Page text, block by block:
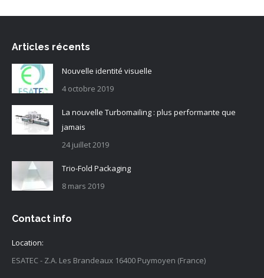
Articles récents
Nouvelle identité visuelle
4 octobre 2019
La nouvelle Turbomailing : plus performante que
jamais
24 juillet 2019
Trio-Fold Packaging
8 mars 2019
Contact info
Location:
ESATEC - Z.A. Les Brandeaux 16400 Puymoyen (France)